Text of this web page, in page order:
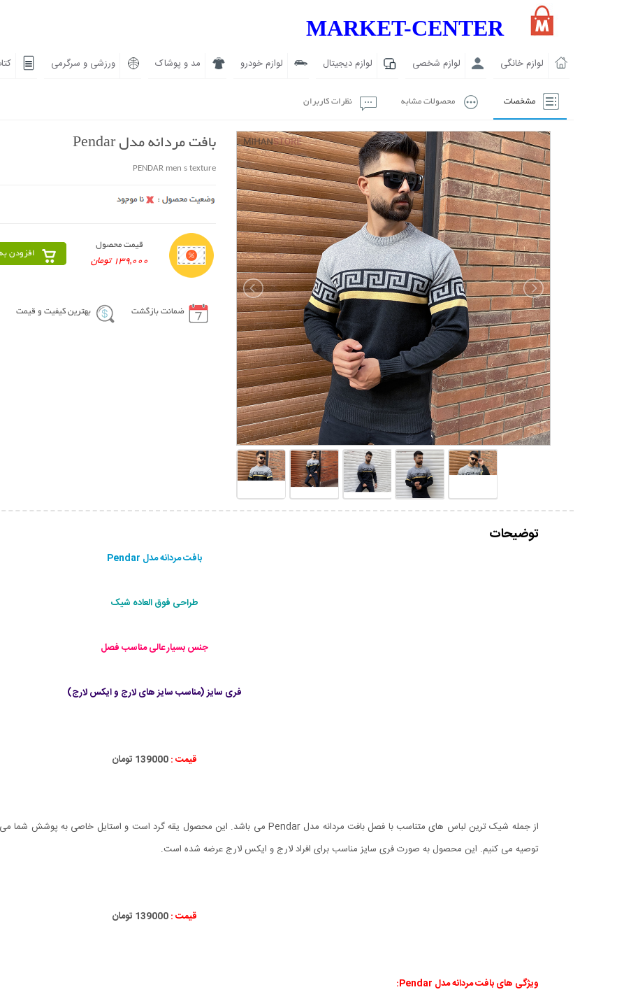
MARKET-CENTER
لوازم خانگی لوازم شخصی لوازم دیجیتال لوازم خودرو مد و پوشاک ورزشی و سرگرمی
مشخصات محصولات مشابه نظرات کاربران
بافت مردانه مدل Pendar
PENDAR men s texture
قیمت محصول
139,000 تومان
افزودن
ضمانت بازگشت بهترین کیفیت و قیمت
توضیحات
بافت مردانه مدل Pendar
طراحی فوق العاده شیک
جنس بسیار عالی مناسب فصل
فری سایز (مناسب سایز های لارج و ایکس لارج)
قیمت :139000 تومان
از جمله شیک ترین لباس های متناسب با فصل بافت مردانه مدل Pendar می باشد. این محصول یقه گرد است و استایل خاصی به پوشش شما می دهد.
توصیه می کنیم. این محصول به صورت فری سایز مناسب برای افراد لارج و ایکس لارج عرضه شده است.
قیمت :139000 تومان
ویژگی هایبافت مردانه مدل Pendar
: